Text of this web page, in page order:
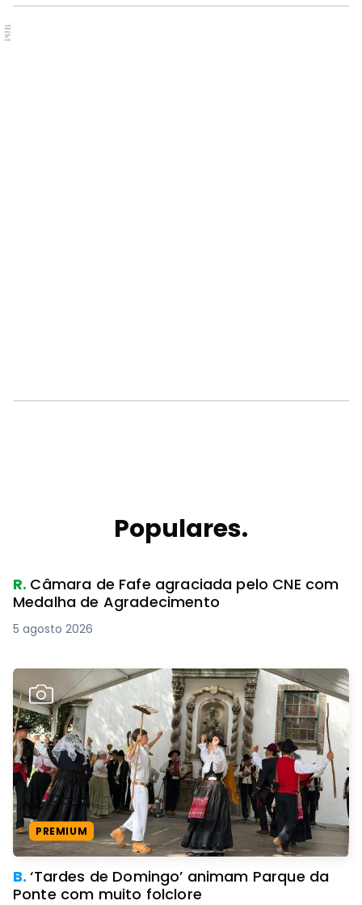
PUB.
Populares.
R. Câmara de Fafe agraciada pelo CNE com
Medalha de Agradecimento
5 agosto 2026
PREMIUM
B.‘Tardes de Domingo’ animam Parque da
Ponte com muito folclore